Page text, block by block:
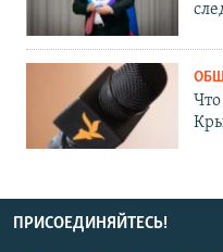
ПРИСОЕДИНЯЙТЕСЬ!